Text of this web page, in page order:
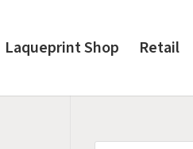
Laqueprint Shop Retail